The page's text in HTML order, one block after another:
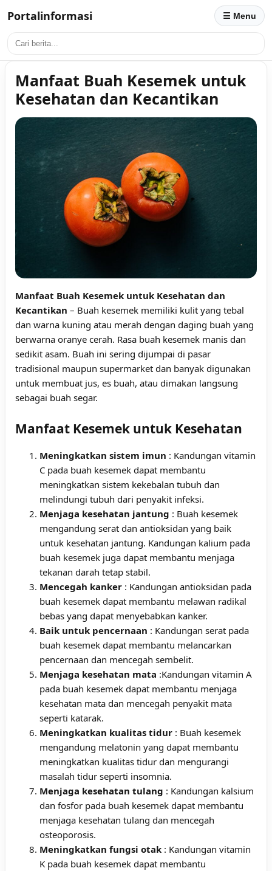
Portalinformasi ☰ Menu
Manfaat Buah Kesemek untuk
Kesehatan dan Kecantikan
Manfaat Buah Kesemek untuk Kesehatan dan
Kecantikan – Buah kesemek memiliki kulit yang tebal
dan warna kuning atau merah dengan daging buah yang
berwarna oranye cerah. Rasa buah kesemek manis dan
sedikit asam. Buah ini sering dijumpai di pasar
tradisional maupun supermarket dan banyak digunakan
untuk membuat jus, es buah, atau dimakan langsung
sebagai buah segar.
Manfaat Kesemek untuk Kesehatan
Meningkatkan sistem imun : Kandungan vitamin
C pada buah kesemek dapat membantu
meningkatkan sistem kekebalan tubuh dan
melindungi tubuh dari penyakit infeksi.
Menjaga kesehatan jantung : Buah kesemek
mengandung serat dan antioksidan yang baik
untuk kesehatan jantung. Kandungan kalium pada
buah kesemek juga dapat membantu menjaga
tekanan darah tetap stabil.
Mencegah kanker : Kandungan antioksidan pada
buah kesemek dapat membantu melawan radikal
bebas yang dapat menyebabkan kanker.
Baik untuk pencernaan : Kandungan serat pada
buah kesemek dapat membantu melancarkan
pencernaan dan mencegah sembelit.
Menjaga kesehatan mata :Kandungan vitamin A
pada buah kesemek dapat membantu menjaga
kesehatan mata dan mencegah penyakit mata
seperti katarak.
Meningkatkan kualitas tidur : Buah kesemek
mengandung melatonin yang dapat membantu
meningkatkan kualitas tidur dan mengurangi
masalah tidur seperti insomnia.
Menjaga kesehatan tulang : Kandungan kalsium
dan fosfor pada buah kesemek dapat membantu
menjaga kesehatan tulang dan mencegah
osteoporosis.
Meningkatkan fungsi otak : Kandungan vitamin
K pada buah kesemek dapat membantu